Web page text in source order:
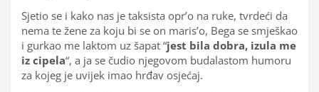
Sjetio se i kako nas je taksista opr’o na ruke, tvrdeći da
nema te žene za koju bi se on maris’o, Bega se smješkao
i gurkao me laktom uz šapat “jest bila dobra, izula me
iz cipela“, a ja se čudio njegovom budalastom humoru
za kojeg je uvijek imao hrđav osjećaj.